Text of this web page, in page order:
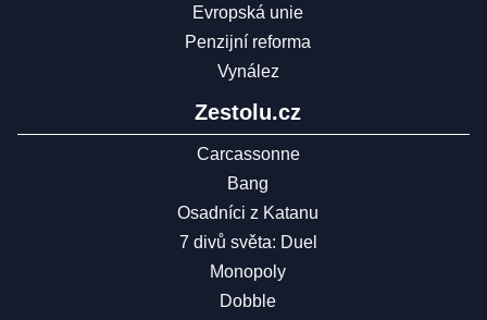
Evropská unie
Penzijní reforma
Vynález
Zestolu.cz
Carcassonne
Bang
Osadníci z Katanu
7 divů světa: Duel
Monopoly
Dobble